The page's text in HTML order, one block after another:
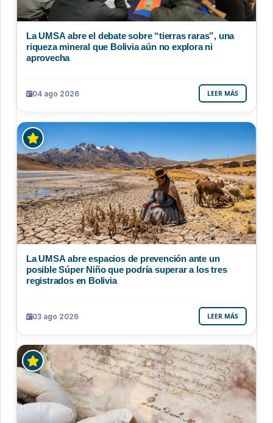
La UMSA abre el debate sobre “tierras raras”, una
riqueza mineral que Bolivia aún no explora ni
aprovecha
04 ago 2026 LEER MÁS
La UMSA abre espacios de prevención ante un
posible Súper Niño que podría superar a los tres
registrados en Bolivia
03 ago 2026 LEER MÁS